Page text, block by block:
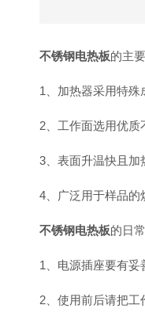
不锈钢电热板的主
1、加热器采用特殊
2、工作面选用优质
3、表面升温快且加
4、广泛用于样品的
不锈钢电热板的日
1、电源插座要有妥
2、使用前后请把